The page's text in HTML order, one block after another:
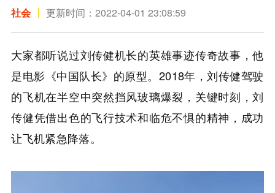
社会 更新时间：2022-04-01 23:08:59
大家都听说过刘传健机长的英雄事迹传奇故事，他
是电影《中国队长》的原型。2018年，刘传健驾驶
的飞机在半空中突然挡风玻璃爆裂，关键时刻，刘
传健凭借出色的飞行技术和临危不惧的精神，成功
让飞机紧急降落。